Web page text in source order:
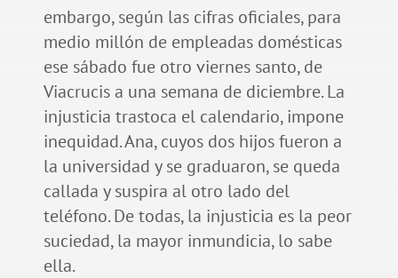
embargo, según las cifras oficiales, para
medio millón de empleadas domésticas
ese sábado fue otro viernes santo, de
Viacrucis a una semana de diciembre. La
injusticia trastoca el calendario, impone
inequidad. Ana, cuyos dos hijos fueron a
la universidad y se graduaron, se queda
callada y suspira al otro lado del
teléfono. De todas, la injusticia es la peor
suciedad, la mayor inmundicia, lo sabe
ella.